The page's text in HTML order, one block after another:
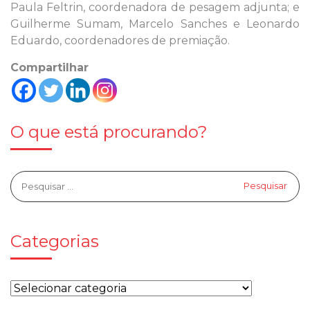
Paula Feltrin, coordenadora de pesagem adjunta; e
Guilherme Sumam, Marcelo Sanches e Leonardo
Eduardo, coordenadores de premiação.
Compartilhar
O que está procurando?
Categorias